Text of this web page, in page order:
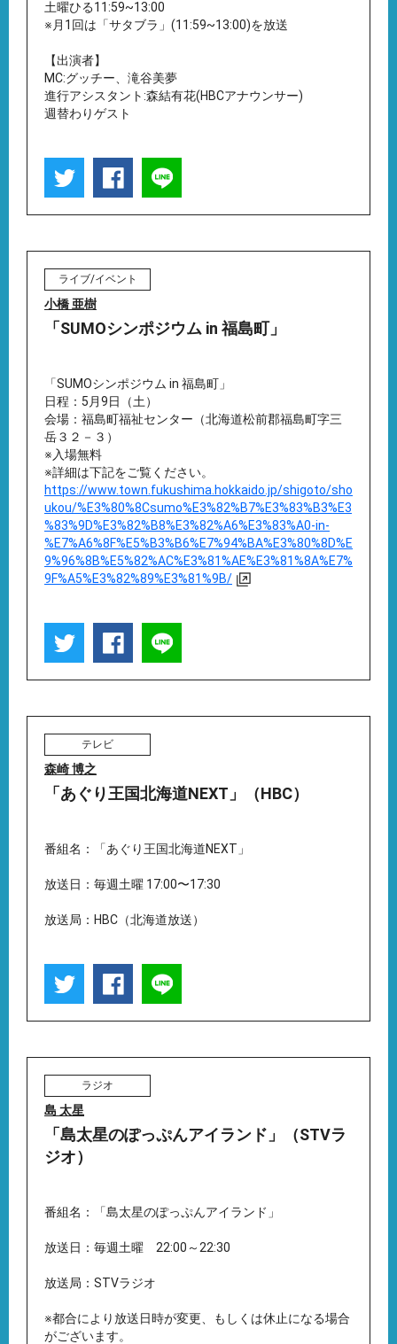
土曜ひる11:59~13:00
※月1回は「サタブラ」(11:59~13:00)を放送
【出演者】
MC:グッチー、滝谷美夢
進行アシスタント:森結有花(HBCアナウンサー)
週替わりゲスト
ライブ/イベント
小橋 亜樹
「SUMOシンポジウム in 福島町」
「SUMOシンポジウム in 福島町」
日程：5月9日（土）
会場：福島町福祉センター（北海道松前郡福島町字三
岳３２－３）
※入場無料
※詳細は下記をご覧ください。
https://www.town.fukushima.hokkaido.jp/shigoto/sho
ukou/%E3%80%8Csumo%E3%82%B7%E3%83%B3%E3
%83%9D%E3%82%B8%E3%82%A6%E3%83%A0-in-
%E7%A6%8F%E5%B3%B6%E7%94%BA%E3%80%8D%E
9%96%8B%E5%82%AC%E3%81%AE%E3%81%8A%E7%
9F%A5%E3%82%89%E3%81%9B/
テレビ
森崎 博之
「あぐり王国北海道NEXT」（HBC）
番組名：「あぐり王国北海道NEXT」
放送日：毎週土曜 17:00〜17:30
放送局：HBC（北海道放送）
ラジオ
島 太星
「島太星のぽっぷんアイランド」（STVラ
ジオ）
番組名：「島太星のぽっぷんアイランド」
放送日：毎週土曜 22:00～22:30
放送局：STVラジオ
※都合により放送日時が変更、もしくは休止になる場合
がございます。